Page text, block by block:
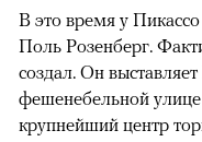
В это время у
Поль Розенберг.
создал. Он
фешенебельной улице
крупнейший центр